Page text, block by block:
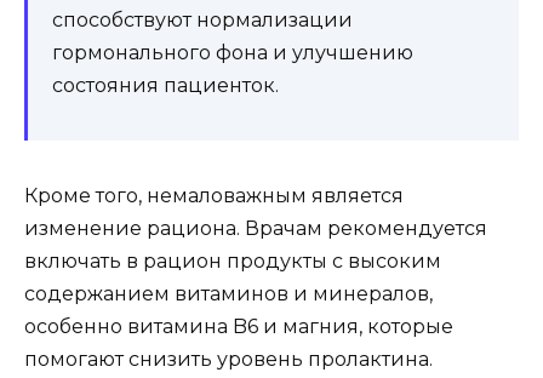
способствуют нормализации
гормонального фона и улучшению
состояния пациенток.
Кроме того, немаловажным является
изменение рациона. Врачам рекомендуется
включать в рацион продукты с высоким
содержанием витаминов и минералов,
особенно витамина B6 и магния, которые
помогают снизить уровень пролактина.